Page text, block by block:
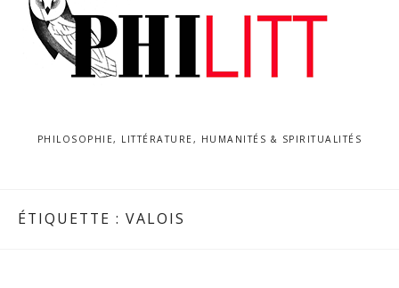
PHILOSOPHIE, LITTÉRATURE, HUMANITÉS & SPIRITUALITÉS
ÉTIQUETTE : VALOIS